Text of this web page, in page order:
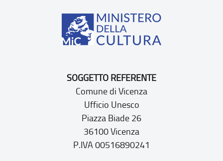
SOGGETTO REFERENTE
Comune di Vicenza
Ufficio Unesco
Piazza Biade 26
36100 Vicenza
P.IVA 00516890241